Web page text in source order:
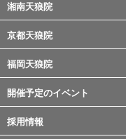
湘南天狼院
京都天狼院
福岡天狼院
開催予定のイベント
採用情報